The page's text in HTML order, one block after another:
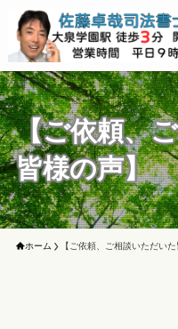
【ご依頼、
皆様の声】
ホーム 【ご依頼、ご相談いただいた